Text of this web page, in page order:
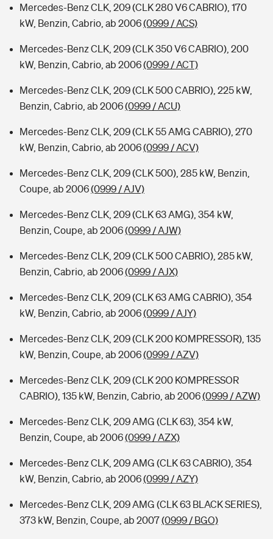
Mercedes-Benz CLK, 209 (CLK 280 V6 CABRIO), 170
kW, Benzin, Cabrio, ab 2006(0999 / ACS)
Mercedes-Benz CLK, 209 (CLK 350 V6 CABRIO), 200
kW, Benzin, Cabrio, ab 2006(0999 / ACT)
Mercedes-Benz CLK, 209 (CLK 500 CABRIO), 225 kW,
Benzin, Cabrio, ab 2006(0999 / ACU)
Mercedes-Benz CLK, 209 (CLK 55 AMG CABRIO), 270
kW, Benzin, Cabrio, ab 2006(0999 / ACV)
Mercedes-Benz CLK, 209 (CLK 500), 285 kW, Benzin,
Coupe, ab 2006(0999 / AJV)
Mercedes-Benz CLK, 209 (CLK 63 AMG), 354 kW,
Benzin, Coupe, ab 2006(0999 / AJW)
Mercedes-Benz CLK, 209 (CLK 500 CABRIO), 285 kW,
Benzin, Cabrio, ab 2006(0999 / AJX)
Mercedes-Benz CLK, 209 (CLK 63 AMG CABRIO), 354
kW, Benzin, Cabrio, ab 2006(0999 / AJY)
Mercedes-Benz CLK, 209 (CLK 200 KOMPRESSOR), 135
kW, Benzin, Coupe, ab 2006(0999 / AZV)
Mercedes-Benz CLK, 209 (CLK 200 KOMPRESSOR
CABRIO), 135 kW, Benzin, Cabrio, ab 2006(0999 / AZW)
Mercedes-Benz CLK, 209 AMG (CLK 63), 354 kW,
Benzin, Coupe, ab 2006(0999 / AZX)
Mercedes-Benz CLK, 209 AMG (CLK 63 CABRIO), 354
kW, Benzin, Cabrio, ab 2006(0999 / AZY)
Mercedes-Benz CLK, 209 AMG (CLK 63 BLACK SERIES),
373 kW, Benzin, Coupe, ab 2007(0999 / BGO)